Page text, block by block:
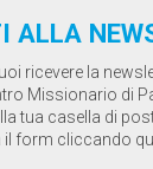
ALLA
ricevere la
Missionario di
tua casella di
il form cliccando